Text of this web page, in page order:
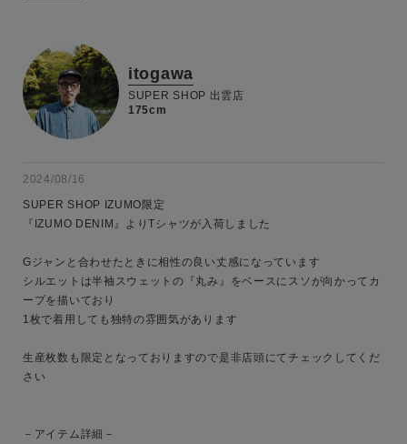
itogawa
SUPER SHOP 出雲店
175cm
2024/08/16
SUPER SHOP IZUMO限定
『IZUMO DENIM』よりTシャツが入荷しました
Gジャンと合わせたときに相性の良い丈感になっています
シルエットは半袖スウェットの『丸み』をベースにスソが向かってカ
ープを描いており
1枚で着用しても独特の雰囲気があります
生産枚数も限定となっておりますので是非店頭にてチェックしてくだ
さい
－アイテム詳細－